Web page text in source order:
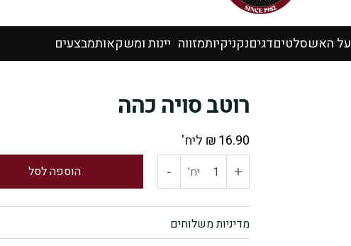
על האשסלטיםדגיםנקניקיותמזווה יינות ומשקאותמבצעים
רוטב סויה כהה
₪16.90 ליח'
+ כמות יח' - הוספה לסל
מדיניות משלוחים